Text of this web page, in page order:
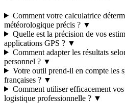
Comment votre calculatrice
météorologique précis ? ▼
Quelle est la précision de vos
applications GPS ? ▼
Comment adapter les résultats
personnel ? ▼
Votre outil prend-il en compte les
françaises ? ▼
Comment utiliser efficacement
logistique professionnelle ? ▼